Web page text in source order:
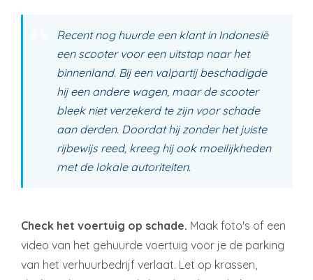
Recent nog huurde een klant in Indonesië
een scooter voor een uitstap naar het
binnenland. Bij een valpartij beschadigde
hij een andere wagen, maar de scooter
bleek niet verzekerd te zijn voor schade
aan derden. Doordat hij zonder het juiste
rijbewijs reed, kreeg hij ook moeilijkheden
met de lokale autoriteiten.
Check het voertuig op schade. Maak foto's of een
video van het gehuurde voertuig voor je de parking
van het verhuurbedrijf verlaat. Let op krassen,